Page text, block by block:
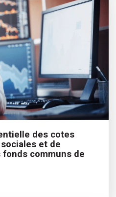
des cotes
et de
communs de